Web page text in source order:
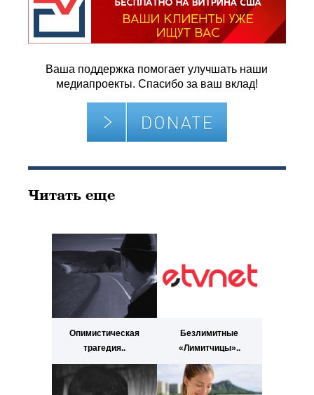
Ваша поддержка помогает улучшать наши
медиапроекты. Спасибо за ваш вклад!
Читать еще
Опимистическая
трагедия..
Безлимитные
«Лимитчицы»..